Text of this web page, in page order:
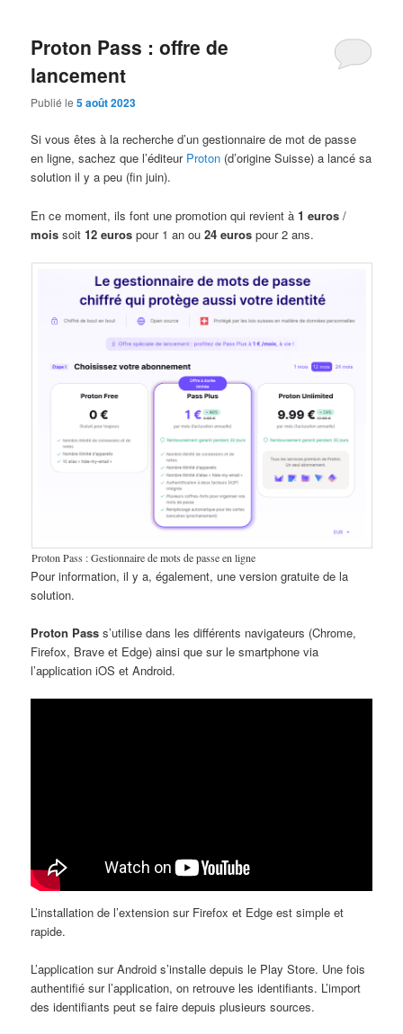
Proton Pass : offre de
lancement
Publié le5 août 2023
Si vous êtes à la recherche d’un gestionnaire de mot de passe
en ligne, sachez que l’éditeur Proton (d’origine Suisse) a lancé sa
solution il y a peu (fin juin).
En ce moment, ils font une promotion qui revient à1 euros/
mois soit12 euros pour 1 an ou24 eurospour 2 ans.
Proton Pass : Gestionnaire de mots de passe en ligne
Pour information, il y a, également, une version gratuite de la
solution.
Proton Passs’utilise dans les différents navigateurs (Chrome,
Firefox, Brave et Edge) ainsi que sur le smartphone via
l’application iOS et Android.
L’installation de l’extension sur Firefox et Edge est simple et
rapide.
L’application sur Android s’installe depuis le Play Store. Une fois
authentifié sur l’application, on retrouve les identifiants. L’import
des identifiants peut se faire depuis plusieurs sources.